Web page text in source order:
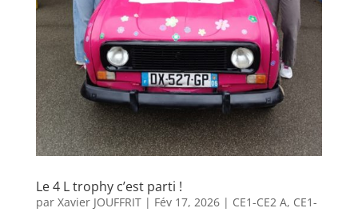
Le 4 L trophy c’est parti !
par Xavier JOUFFRIT| Fév 17, 2026| CE1-CE2 A, CE1-